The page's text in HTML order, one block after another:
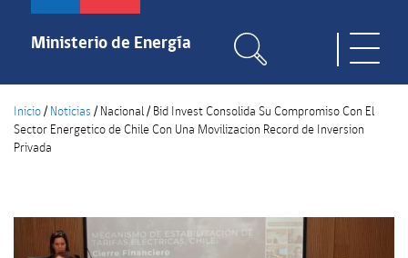
Pasar
contenido
Ministerio de Energía
Inicio/ Noticias / Nacional/ Bid Invest Consolida Su Compromiso Con El
Sector Energetico de Chile Con Una Movilizacion Record de Inversion
Privada